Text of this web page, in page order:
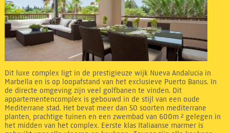
Dit luxe complex ligt in de prestigieuze wijk Nueva Andalucia in
Marbella en is op loopafstand van het exclusieve Puerto Banus. In
de directe omgeving zijn veel golfbanen te vinden. Dit
appartementencomplex is gebouwd in de stijl van een oude
Mediterrane stad. Het bevat meer dan 50 soorten mediterrane
planten, prachtige tuinen en een zwembad van 600m ² gelegen in
het midden van het complex. Eerste klas Italiaanse marmer is